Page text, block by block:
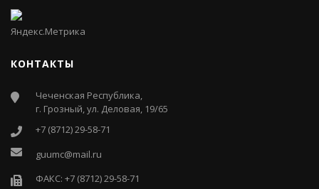
КОНТАКТЫ
Чеченская Республика,
г. Грозный, ул. Деловая, 19/65
+7 (8712) 29-58-71
guumc@mail.ru
ФАКС: +7 (8712) 29-58-71